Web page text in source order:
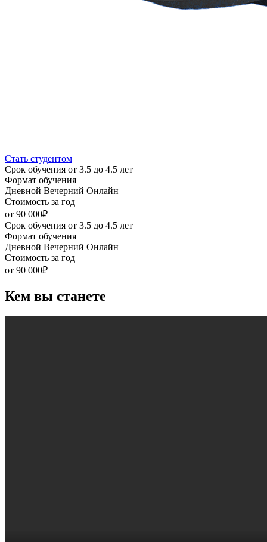
Стать студентом
Срок обучения от 3.5 до 4.5 лет
Формат обучения
Дневной Вечерний Онлайн
Стоимость за год
от 90 000₽
Срок обучения от 3.5 до 4.5 лет
Формат обучения
Дневной Вечерний Онлайн
Стоимость за год
от 90 000₽
Кем вы станете